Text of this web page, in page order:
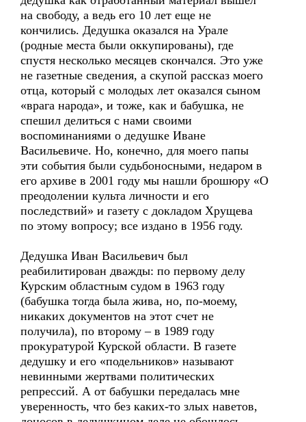
на свободу, а ведь его 10 лет еще не
кончились. Дедушка оказался на Урале
(родные места были оккупированы), где
спустя несколько месяцев скончался. Это уже
не газетные сведения, а скупой рассказ моего
отца, который с молодых лет оказался сыном
«врага народа», и тоже, как и бабушка, не
спешил делиться с нами своими
воспоминаниями о дедушке Иване
Васильевиче. Но, конечно, для моего папы
эти события были судьбоносными, недаром в
его архиве в 2001 году мы нашли брошюру «О
преодолении культа личности и его
последствий» и газету с докладом Хрущева
по этому вопросу; все издано в 1956 году.
Дедушка Иван Васильевич был
реабилитирован дважды: по первому делу
Курским областным судом в 1963 году
(бабушка тогда была жива, но, по-моему,
никаких документов на этот счет не
получила), по второму – в 1989 году
прокуратурой Курской области. В газете
дедушку и его «подельников» называют
невинными жертвами политических
репрессий. А от бабушки передалась мне
уверенность, что без каких-то злых наветов,